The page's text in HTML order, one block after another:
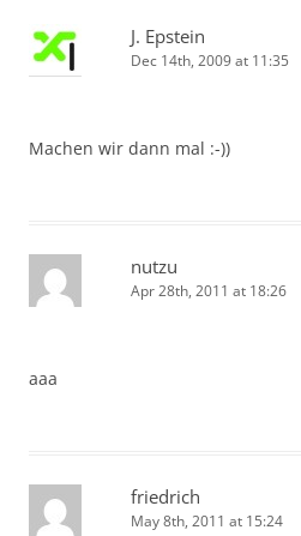
J. Epstein
Dec 14th, 2009 at 11:35
Machen wir dann mal :-))
nutzu
Apr 28th, 2011 at 18:26
aaa
friedrich
May 8th, 2011 at 15:24